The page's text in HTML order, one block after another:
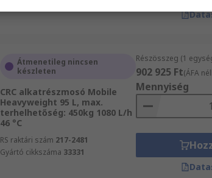
Átmenetileg nincsen
készleten
CRC alkatrészmosó Mobile
Heavyweight 95 L, max.
terhelhetőség: 450kg 1080 L/h
46 °C
RS raktári szám 217-2481
Gyártó cikkszáma 33331
Részösszeg (1
902 925 Ft(ÁFA
Mennyiség